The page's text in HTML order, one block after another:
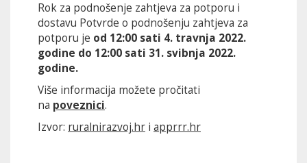
Rok za podnošenje zahtjeva za potporu i
dostavu Potvrde o podnošenju zahtjeva za
potporu je od 12:00 sati 4. travnja 2022.
godine do 12:00 sati 31. svibnja 2022.
godine.
Više informacija možete pročitati
na poveznici.
Izvor: ruralnirazvoj.hr i apprrr.hr